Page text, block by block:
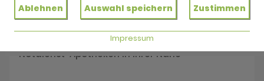
Ablehnen Auswahl speichern Zustimmen
Impressum
Notdienst-Apotheken in Ihrer Nähe